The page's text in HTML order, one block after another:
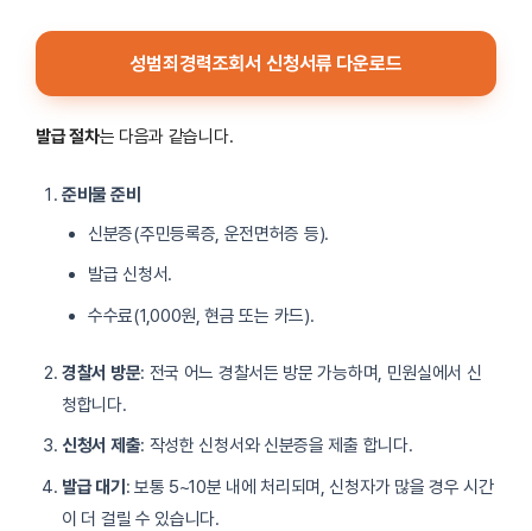
성범죄경력조회서 신청서류 다운로드
발급 절차는 다음과 같습니다.
준비물 준비
신분증(주민등록증, 운전면허증 등).
발급 신청서.
수수료(1,000원, 현금 또는 카드).
경찰서 방문: 전국 어느 경찰서든 방문 가능하며, 민원실에서 신
청합니다.
신청서 제출: 작성한 신청서와 신분증을 제출 합니다.
발급 대기 : 보통 5~10분 내에 처리되며, 신청자가 많을 경우 시간
이 더 걸릴 수 있습니다.